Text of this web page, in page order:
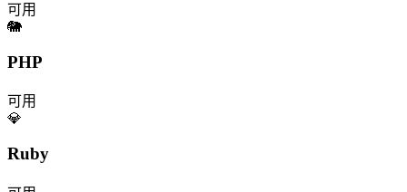
可用
🐘
PHP
可用
💎
Ruby